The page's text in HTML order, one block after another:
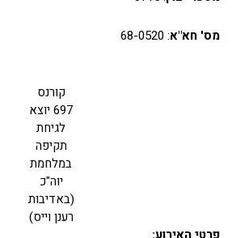
מס' חא"א: 68-0520
קורנס
697 יוצא
לגיחת
תקיפה
במלחמת
יוה"כ
(באדיבות
רענן וייס)